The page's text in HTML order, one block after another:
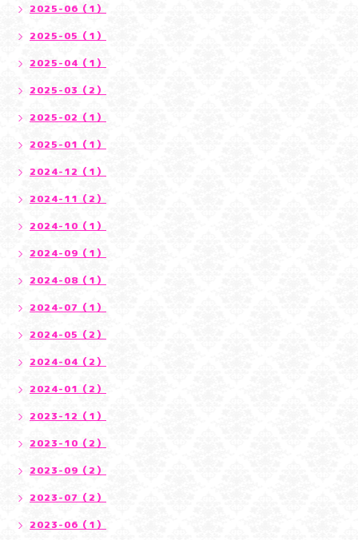
2025-06（1）
2025-05（1）
2025-04（1）
2025-03（2）
2025-02（1）
2025-01（1）
2024-12（1）
2024-11（2）
2024-10（1）
2024-09（1）
2024-08（1）
2024-07（1）
2024-05（2）
2024-04（2）
2024-01（2）
2023-12（1）
2023-10（2）
2023-09（2）
2023-07（2）
2023-06（1）